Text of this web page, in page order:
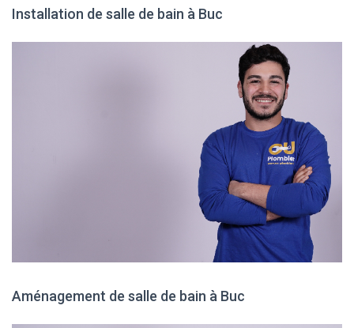
Installation de salle de bain à Buc
Aménagement de salle de bain à Buc